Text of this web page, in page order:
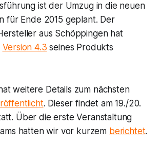
ist der Umzug in die neuen
für Ende 2015 geplant. Der
aus Schöppingen hat
Version 4.3 seines Produkts
hat weitere Details zum nächsten
. Dieser findet am 19./20.
Über die erste Veranstaltung
hatten wir vor kurzem berichtet.